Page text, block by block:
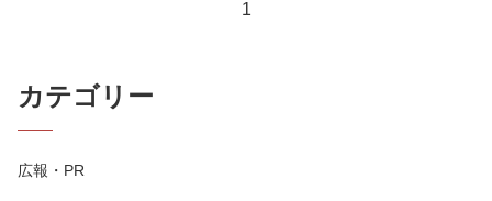
1
カテゴリー
広報・PR